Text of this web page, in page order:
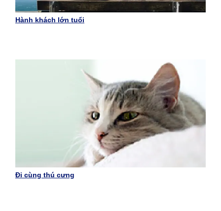
Hành khách lớn tuổi
Đi cùng thú cưng